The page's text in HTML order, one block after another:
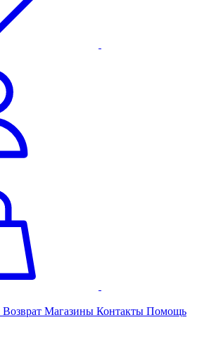
Возврат Магазины Контакты Помощь